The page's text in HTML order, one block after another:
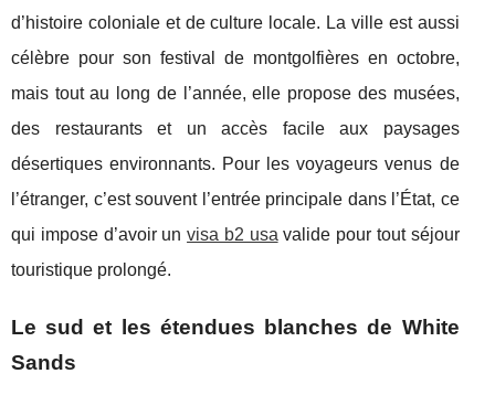
d’histoire coloniale et de culture locale. La ville est aussi
célèbre pour son festival de montgolfières en octobre,
mais tout au long de l’année, elle propose des musées,
des restaurants et un accès facile aux paysages
désertiques environnants. Pour les voyageurs venus de
l’étranger, c’est souvent l’entrée principale dans l’État, ce
qui impose d’avoir unvisa b2 usa valide pour tout séjour
touristique prolongé.
Le sud et les étendues blanches de White
Sands